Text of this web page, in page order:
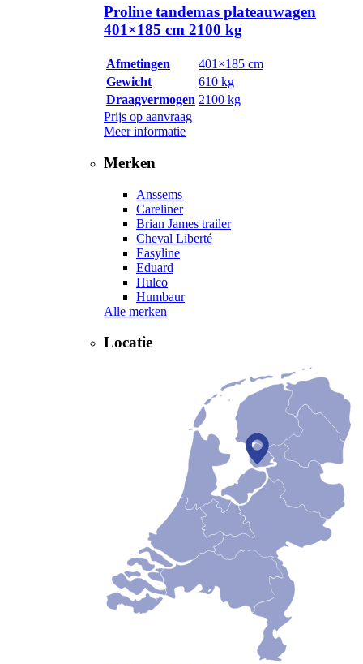
Proline tandemas plateauwagen
401×185 cm 2100 kg
Afmetingen
401×185 cm
Gewicht
610 kg
Draagvermogen 2100 kg
Prijs op aanvraag
Meer informatie
Merken
Anssems
Careliner
Brian James trailer
Cheval Liberté
Easyline
Eduard
Hulco
Humbaur
Alle merken
Locatie